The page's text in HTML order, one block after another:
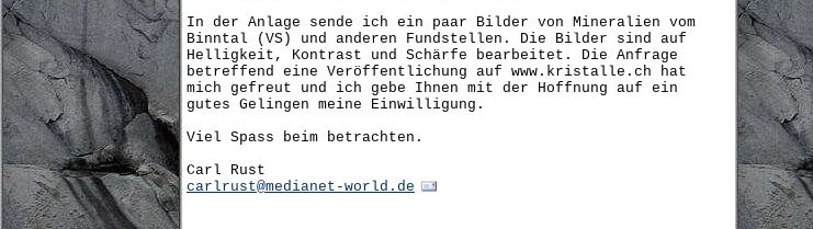
In der Anlage sende ich ein paar Bilder von Mineralien vom
Binntal (VS) und anderen Fundstellen. Die Bilder sind auf
Helligkeit, Kontrast und Schärfe bearbeitet. Die Anfrage
betreffend eine Veröffentlichung auf www.kristalle.ch hat
mich gefreut und ich gebe Ihnen mit der Hoffnung auf ein
gutes Gelingen meine Einwilligung.
Viel Spass beim betrachten.
Carl Rust
carlrust@medianet-world.de